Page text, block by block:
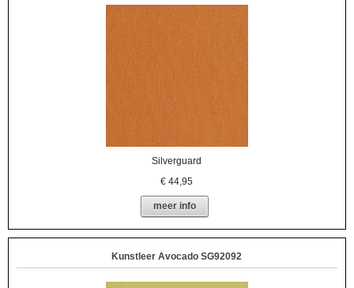
Silverguard
€44,95
meer info
Kunstleer Avocado SG92092